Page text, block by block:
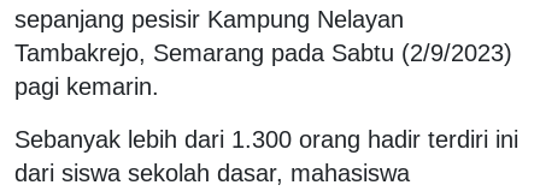
sepanjang pesisir Kampung Nelayan
Tambakrejo, Semarang pada Sabtu (2/9/2023)
pagi kemarin.
Sebanyak lebih dari 1.300 orang hadir terdiri ini
dari siswa sekolah dasar, mahasiswa